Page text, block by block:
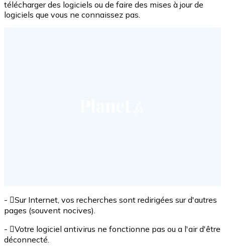
télécharger des logiciels ou de faire des mises à jour de
logiciels que vous ne connaissez pas.
- Sur Internet, vos recherches sont redirigées sur d'autres
pages (souvent nocives).
- Votre logiciel antivirus ne fonctionne pas ou a l'air d'être
déconnecté.